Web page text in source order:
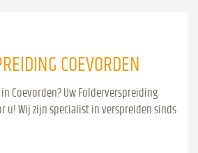
COEVORDEN
Coevorden? Uw Folderverspreiding
u! Wij zijn specialist in verspreiden sinds